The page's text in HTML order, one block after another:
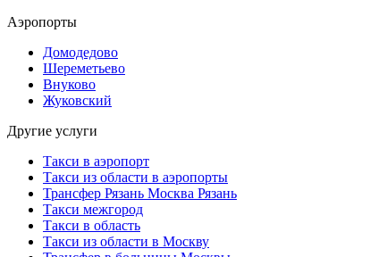
Аэропорты
Домодедово
Шереметьево
Внуково
Жуковский
Другие услуги
Такси в аэропорт
Такси из области в аэропорты
Трансфер Рязань Москва Рязань
Такси межгород
Такси в область
Такси из области в Москву